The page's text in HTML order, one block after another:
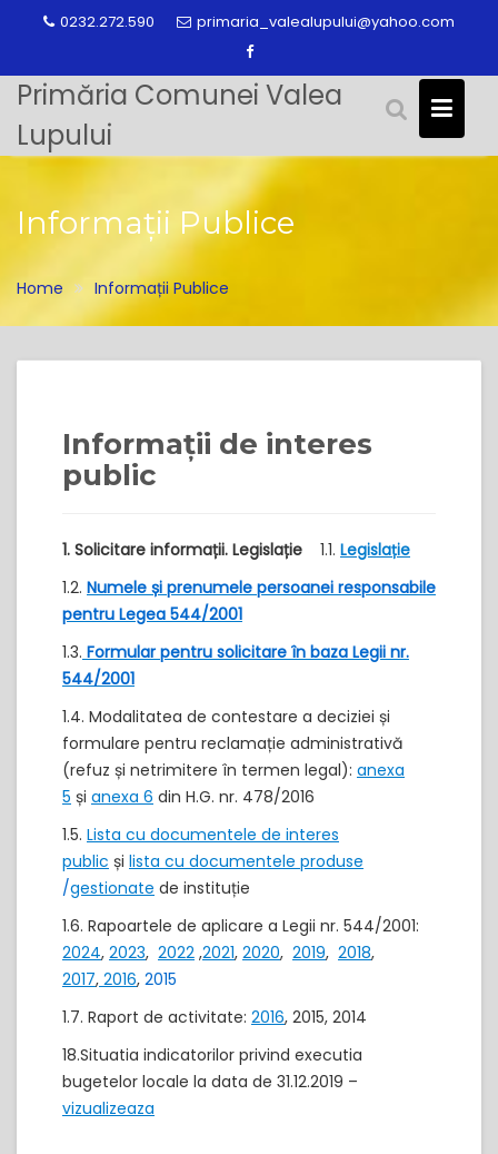
0232.272.590 primaria_valealupului@yahoo.com
Primăria Comunei Valea
Lupului
Informații Publice
Home Informații Publice
Informații de interes
public​
1. Solicitare informații. Legislație 1.1. Legislație
1.2. Numele și prenumele persoanei responsabile
pentru Legea 544/2001
1.3. Formular pentru solicitare în baza Legii nr.
544/2001
1.4. Modalitatea de contestare a deciziei și
formulare pentru reclamație administrativă
(refuz și netrimitere în termen legal): anexa
5 și anexa 6 din H.G. nr. 478/2016
1.5. Lista cu documentele de interes
public și lista cu documentele produse
/gestionate de instituție
1.6. Rapoartele de aplicare a Legii nr. 544/2001:
2024, 2023, 2022 ,2021, 2020, 2019, 2018,
2017, 2016, 2015
1.7. Raport de activitate: 2016, 2015, 2014​
18.Situatia indicatorilor privind executia
bugetelor locale la data de 31.12.2019 –
vizualizeaza